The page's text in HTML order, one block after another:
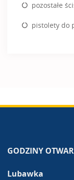
pozostałe
pistolety do
GODZINY
Lubawka